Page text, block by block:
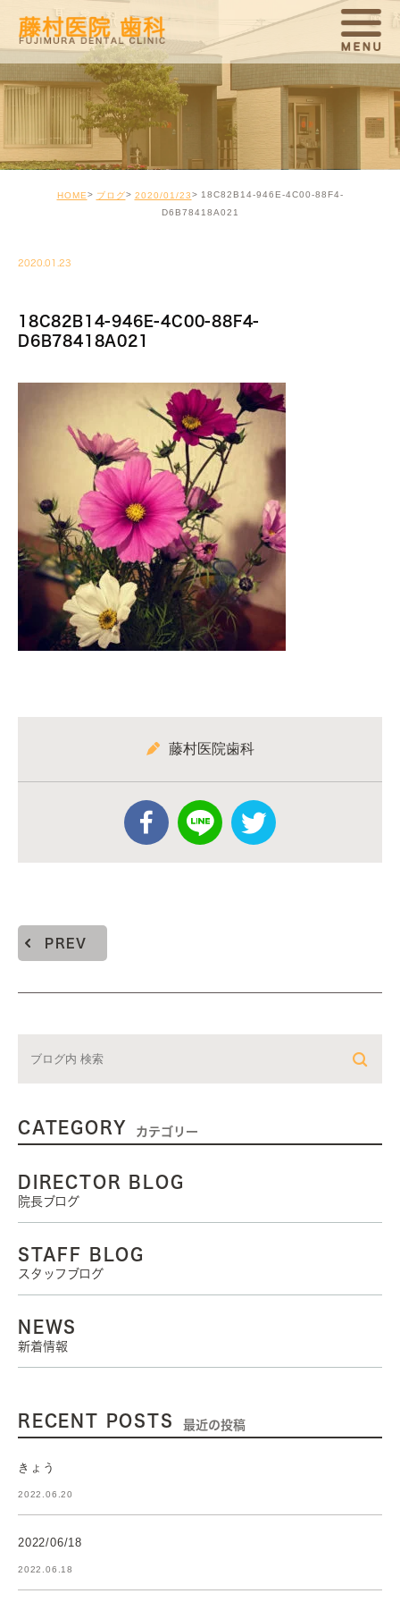
HOME ブログ 2020/01/23
18C82B14-946E-4C00-88F4-
D6B78418A021
2020.01.23
18C82B14-946E-4C00-88F4-
D6B78418A021
藤村医院歯科
PREV
CATEGORY カテゴリー
DIRECTOR BLOG
院長ブログ
STAFF BLOG
スタッフブログ
NEWS
新着情報
RECENT POSTS 最近の投稿
きょう
2022.06.20
2022/06/18
2022.06.18